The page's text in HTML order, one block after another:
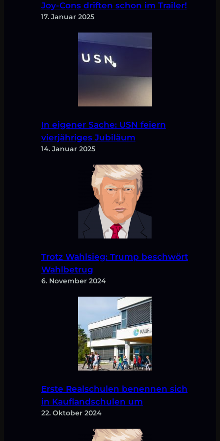
Joy-Cons driften schon im Trailer!
17. Januar 2025
In eigener Sache: USN feiern
vierjähriges Jubiläum
14. Januar 2025
Trotz Wahlsieg: Trump beschwört
Wahlbetrug
6. November 2024
Erste Realschulen benennen sich
in Kauflandschulen um
22. Oktober 2024